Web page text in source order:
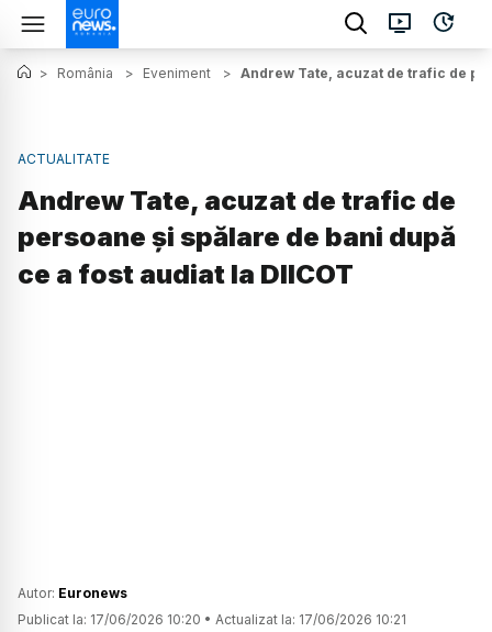
> România > Eveniment > Andrew Tate, acuzat de trafic de
ACTUALITATE
Andrew Tate, acuzat de trafic de
persoane și spălare de bani după
ce a fost audiat la DIICOT
Autor: Euronews
Publicat la: 17/06/2026 10:20 • Actualizat la: 17/06/2026 10:21